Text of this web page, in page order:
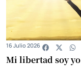
Mi libertad soy yo
16 Julio 2026